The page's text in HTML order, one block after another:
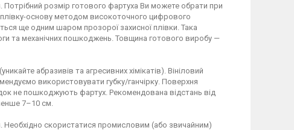
Потрібний розмір готового фартуха Ви можете обрати при
плівку-основу методом високоточного цифрового
ще одним шаром прозорої захисної плівки. Така
та механічних пошкоджень. Товщина готового виробу —
абразивів та агресивних хімікатів). Вініловий
використовувати губку/ганчірку. Поверхня
не пошкоджують фартух. Рекомендована відстань від
7–10 см.
скористатися промисловим (або звичайним)